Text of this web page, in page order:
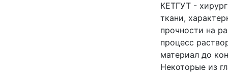
КЕТГУТ -
ткани,
прочности на
процесс
материал до
Некоторые из